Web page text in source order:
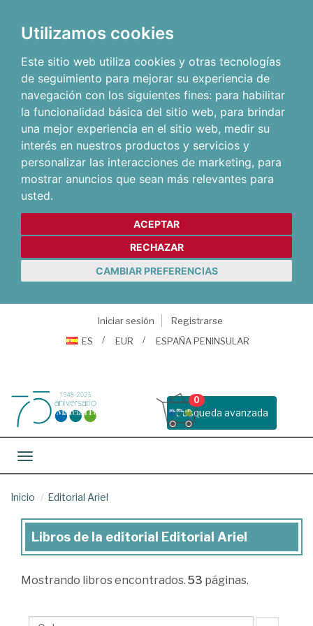
Utilizamos cookies
Este sitio web utiliza cookies y otras tecnologías
de seguimiento para mejorar su experiencia de
navegación con los siguientes fines: para habilitar
la funcionalidad básica del sitio web, para brindar
una mejor experiencia en el sitio web, medir su
interés en nuestros productos y servicios y
personalizar las interacciones de marketing, para
mostrar anuncios que sean más relevantes para
usted.
ACEPTAR
RECHAZAR
CAMBIAR PREFERENCIAS
Iniciar sesión
Registrarse
ES
EUR ESPAÑA PENINSULAR
Busqueda avanzada
0
Toggle navigation
Inicio Editorial Ariel
Libros
la
Libros de la editorial Editorial Ariel
Mostrando libros encontrados. 53 páginas.